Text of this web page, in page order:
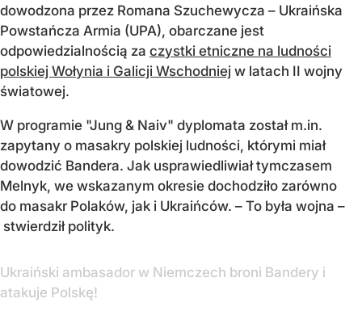
dowodzona przez Romana Szuchewycza – Ukraińska
Powstańcza Armia (UPA), obarczane jest
odpowiedzialnością za czystki etniczne na ludności
polskiej Wołynia i Galicji Wschodniej w latach II wojny
światowej.
W programie "Jung & Naiv" dyplomata został m.in.
zapytany o masakry polskiej ludności, którymi miał
dowodzić Bandera. Jak usprawiedliwiał tymczasem
Melnyk, we wskazanym okresie dochodziło zarówno
do masakr Polaków, jak i Ukraińców. – To była wojna –
stwierdził polityk.
Ukraiński ambasador w Niemczech broni Bandery i
atakuje Polskę!